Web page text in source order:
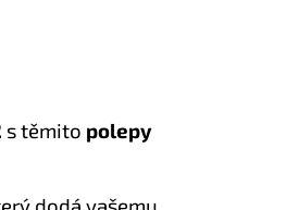
s těmito polepy
dodá vašemu